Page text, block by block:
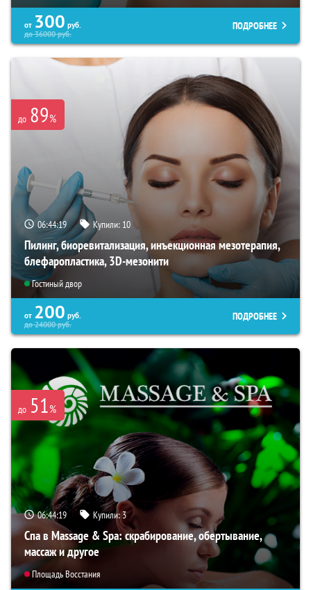
от 300 руб.
до36000руб.
ПОДРОБНЕЕ
до 89%
06:44:18 Купили: 10
Пилинг, биоревитализация, инъекционная мезотерапия,
блефаропластика, 3D-мезонити
Гостиный двор
от 200 руб.
до24000руб.
ПОДРОБНЕЕ
до 51%
06:44:18 Купили:3
Спа в Massage & Spa: скрабирование, обертывание,
массаж и другое
Площадь Восстания